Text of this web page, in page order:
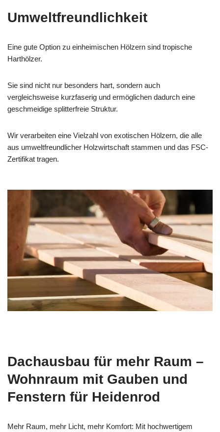
Umweltfreundlichkeit
Eine gute Option zu einheimischen Hölzern sind tropische
Harthölzer.
Sie sind nicht nur besonders hart, sondern auch
vergleichsweise kurzfaserig und ermöglichen dadurch eine
geschmeidige splitterfreie Struktur.
Wir verarbeiten eine Vielzahl von exotischen Hölzern, die alle
aus umweltfreundlicher Holzwirtschaft stammen und das FSC-
Zertifikat tragen.
Dachausbau für mehr Raum –
Wohnraum mit Gauben und
Fenstern für Heidenrod
Mehr Raum, mehr Licht, mehr Komfort: Mit hochwertigem